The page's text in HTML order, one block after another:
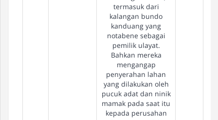
termasuk dari
kalangan bundo
kanduang yang
notabene sebagai
pemilik ulayat.
Bahkan mereka
mengangap
penyerahan lahan
yang dilakukan oleh
pucuk adat dan ninik
mamak pada saat itu
kepada perusahan